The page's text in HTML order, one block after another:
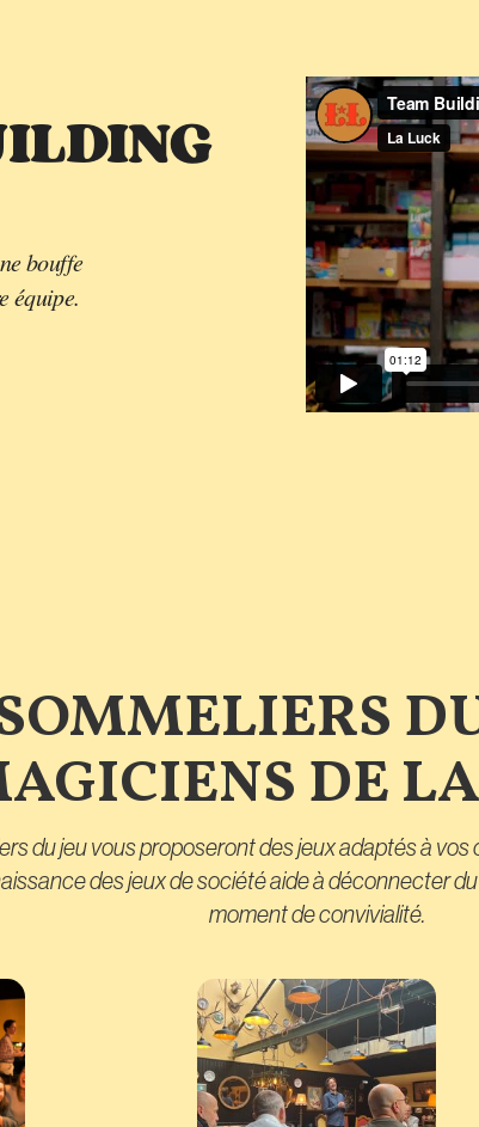
bouffe
équipe.
DE
du jeu vous proposeront des jeux adaptés à vos
des jeux de société aide à déconnecter
moment de convivialité.